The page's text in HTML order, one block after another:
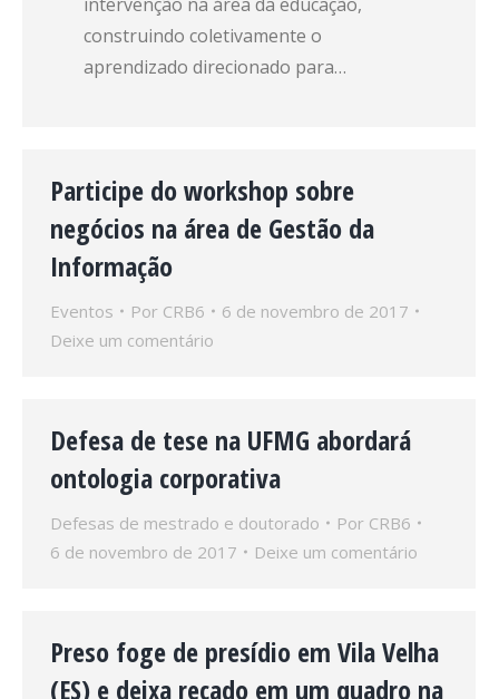
construindo coletivamente o
aprendizado direcionado para…
Participe do workshop sobre
negócios na área de Gestão da
Informação
Eventos Por CRB6
6 de novembro de 2017
Deixe um comentário
Defesa de tese na UFMG abordará
ontologia corporativa
Defesas de mestrado e doutorado Por CRB6
6 de novembro de 2017
Deixe um comentário
Preso foge de presídio em Vila Velha
(ES) e deixa recado em um quadro na